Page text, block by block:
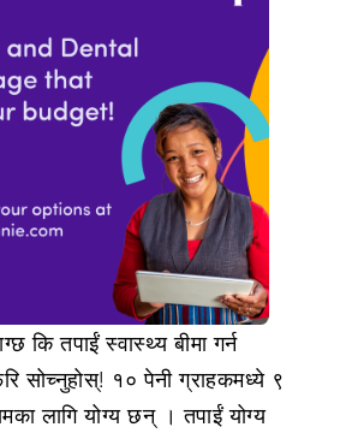
कि तपाईं स्वास्थ्य बीमा गर्न
सोच्नुहोस्! १० पेनी ग्राहकमध्ये ९
लागि योग्य छन् । तपाईं योग्य